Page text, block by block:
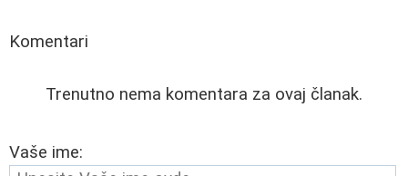
Komentari
Trenutno nema komentara za ovaj članak.
Vaše ime: